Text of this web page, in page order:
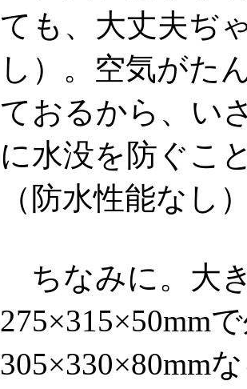
ても、大丈夫ぢ
し）。空気がた
ておるから、い
に水没を防ぐこ
（防水性能なし
ちなみに。大
275×315×50mm
305×330×80mm